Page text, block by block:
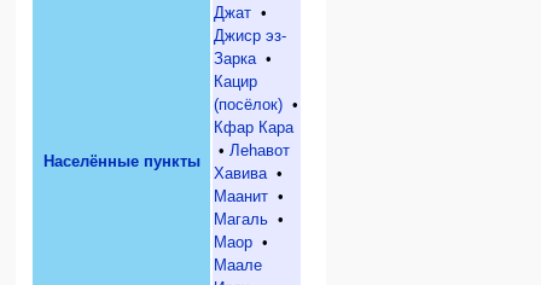
Населённые пункты
Джат •
Джиср эз-
Зарка •
Кацир
(посёлок) •
Кфар Кара
• Леhавот
Хавива •
Маанит •
Магаль •
Маор •
Маале